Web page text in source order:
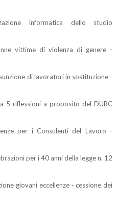
informatica dello studio
vittime di violenza di genere -
di lavoratori in sostituzione -
5 riflessioni a proposito del DURC
per i Consulenti del Lavoro -
per i 40 anni della legge n. 12
giovani eccellenze - cessione dei